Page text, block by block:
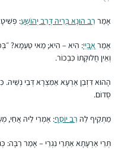
אָמַר רַב הוּנָא בְּרֵיהּ דְּרַב יְהוֹשֻׁעַ:
אָמַר אַבָּיֵי: הִיא – הִיא; מַאי טַעְמָא?
וְאֵין חֲלוּקָּתוֹ כִּבְכוֹר.
הָהוּא דִּזְבַן אַרְעָא אַמִּצְרָא דְּבֵי נְשֵׁיהּ.
סְדוֹם.
מַתְקֵיף לַהּ רַב יוֹסֵף: אָמְרִי לֵיהּ אֲחֵי,
תְּרֵי אַרְעָתָא אַתְּרֵי נִגְרֵי – אָמַר רַבָּה: